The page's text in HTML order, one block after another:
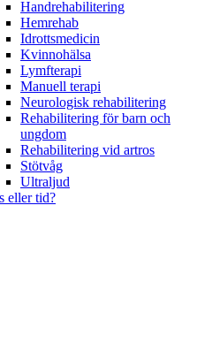
Handrehabilitering
Hemrehab
Idrottsmedicin
Kvinnohälsa
Lymfterapi
Manuell terapi
Neurologisk rehabilitering
Rehabilitering för barn och
ungdom
Rehabilitering vid artros
Stötvåg
Ultraljud
eller tid?